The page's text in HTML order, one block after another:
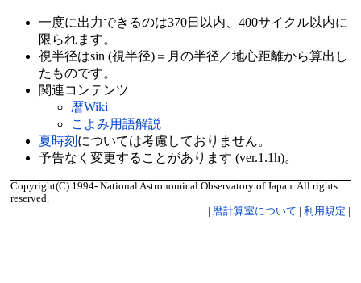
一度に出力できるのは370日以内、400サイクル以内に
限られます。
視半径はsin (視半径)＝月の半径／地心距離から算出し
たものです。
関連コンテンツ
暦Wiki
こよみ用語解説
夏時刻 については考慮しておりません。
予告なく変更することがあります (ver.1.1h)。
Copyright(C) 1994- National Astronomical Observatory of Japan. All rights
reserved.
| 暦計算室について | 利用規定 |